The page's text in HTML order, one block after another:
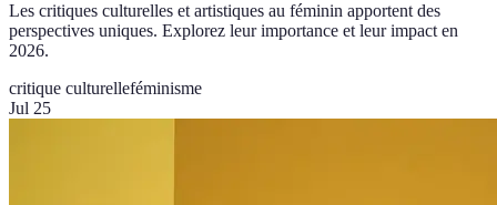
Les critiques culturelles et artistiques au féminin apportent des
perspectives uniques. Explorez leur importance et leur impact en
2026.
critique culturelleféminisme
Jul 25